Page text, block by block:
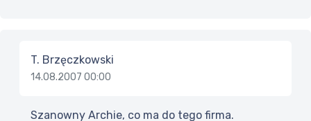
T. Brzęczkowski
14.08.2007 00:00
Szanowny Archie, co ma do tego firma.